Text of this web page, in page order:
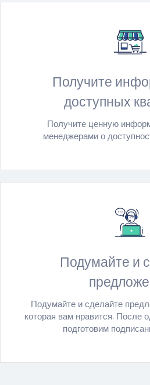
Получите
доступных
Получите ценную
менеджерами о
Подумайте и
Подумайте и сделайте
которая вам нравится. После
подготовим